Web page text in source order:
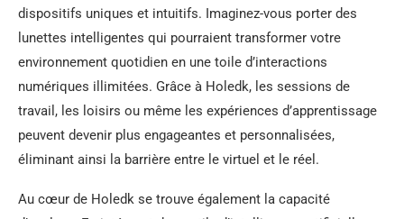
dispositifs uniques et intuitifs. Imaginez-vous porter des
lunettes intelligentes qui pourraient transformer votre
environnement quotidien en une toile d’interactions
numériques illimitées. Grâce à Holedk, les sessions de
travail, les loisirs ou même les expériences d’apprentissage
peuvent devenir plus engageantes et personnalisées,
éliminant ainsi la barrière entre le virtuel et le réel.
Au cœur de Holedk se trouve également la capacité